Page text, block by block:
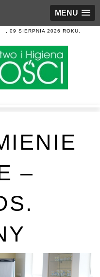
MENU
, 09 SIERPNIA 2026 ROKU.
–